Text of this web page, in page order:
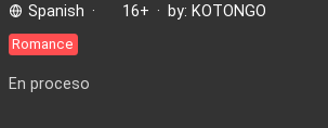
Spanish · 16+ · by: KOTONGO
Romance
En proceso